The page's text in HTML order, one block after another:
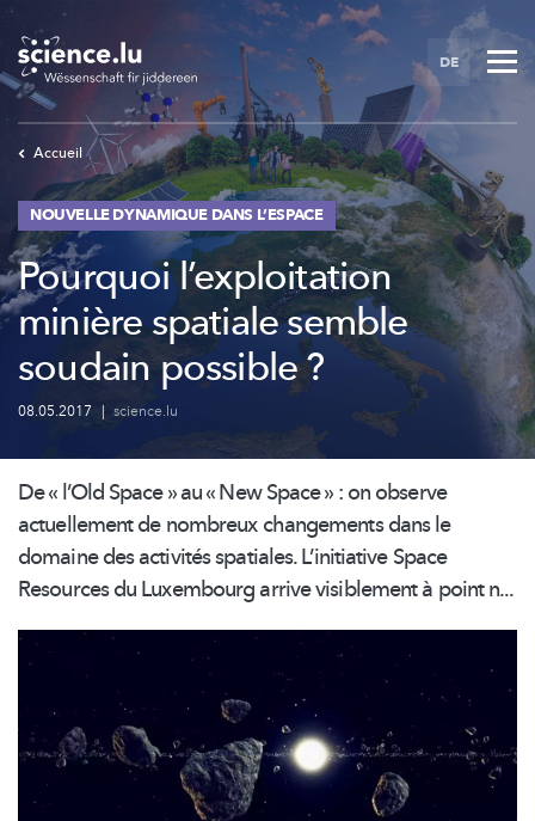
Skip
main
content
DE
Accueil
NOUVELLE DYNAMIQUE DANS L’ESPACE
Pourquoi l’exploitation
minière spatiale semble
soudain possible ?
08.05.2017 | science.lu
De « l’Old Space » au « New Space » : on observe
actuellement de nombreux changements dans le
domaine des activités spatiales.L’initiativeSpace
Resources du Luxembourg arrive visiblement à point n...